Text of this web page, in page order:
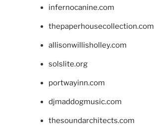
infernocanine.com
thepaperhousecollection.com
allisonwillisholley.com
solslite.org
portwayinn.com
djmaddogmusic.com
thesoundarchitects.com